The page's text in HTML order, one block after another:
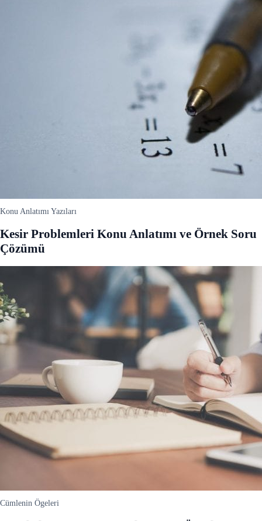
Konu Anlatımı Yazıları
Kesir Problemleri Konu Anlatımı ve Örnek Soru
Çözümü
Cümlenin Ögeleri